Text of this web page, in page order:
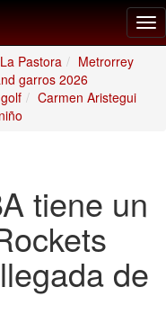
Pastora
Metrorrey
garros 2026
Carmen Aristegui
tiene un
de